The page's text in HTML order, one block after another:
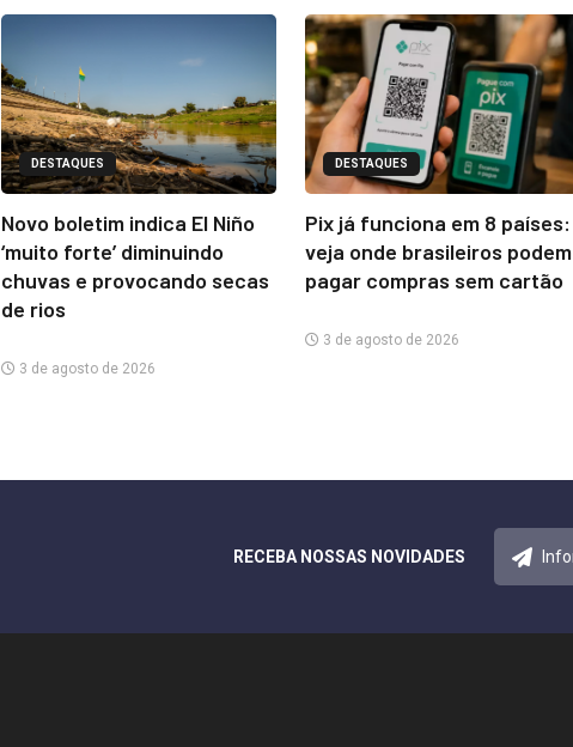
DESTAQUES
Novo boletim indica El Niño
‘muito forte’ diminuindo
chuvas e provocando secas
de rios
3 de agosto de 2026
DESTAQUES
Pix já funciona em 8 países:
veja onde brasileiros podem
pagar compras sem cartão
3 de agosto de 2026
RECEBA NOSSAS NOVIDADES